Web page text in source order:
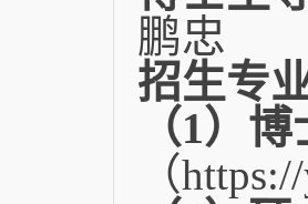
鹏忠
招生专
（1）
（